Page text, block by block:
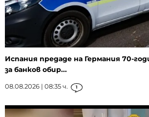
Испания предаде на Германия 70-
за банков обир...
08.08.2026 | 08:35 ч. 1